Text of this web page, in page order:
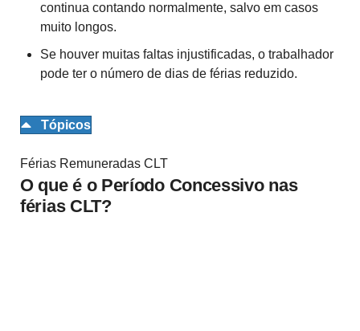
continua contando normalmente, salvo em casos
muito longos.
Se houver muitas faltas injustificadas, o trabalhador
pode ter o número de dias de férias reduzido.
Tópicos
Férias Remuneradas CLT
O que é o Período Concessivo nas
férias CLT?